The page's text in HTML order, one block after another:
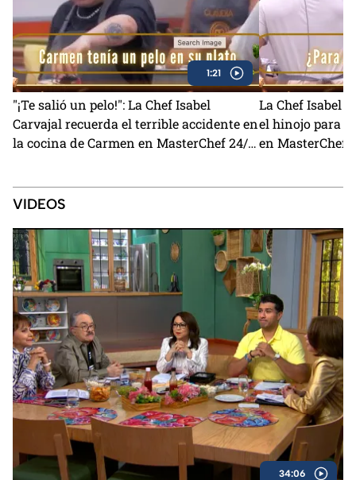
1:21
"¡Te salió un pelo!": La Chef Isabel
Carvajal recuerda el terrible accidente en
la cocina de Carmen en MasterChef 24/7
La Chef Isabel
el hinojo para
en MasterChef
VIDEOS
34:06